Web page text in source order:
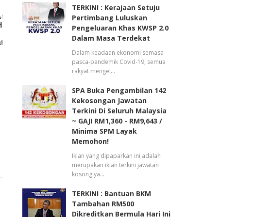
TERKINI : Kerajaan Setuju
Pertimbang Luluskan
Pengeluaran Khas KWSP 2.0
Dalam Masa Terdekat
Dalam keadaan ekonomi semasa
pasca-pandemik Covid-19, semua
rakyat mengel…
SPA Buka Pengambilan 142
Kekosongan Jawatan
Terkini Di Seluruh Malaysia
~ GAJI RM1,360 - RM9,643 /
Minima SPM Layak
Memohon!
Iklan yang dipaparkan ini adalah
merupakan iklan terkini jawatan
kosong ya…
TERKINI : Bantuan BKM
Tambahan RM500
Dikreditkan Bermula Hari Ini